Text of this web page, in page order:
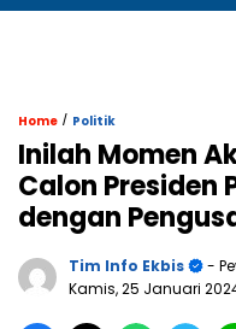
Home / Politik
Inilah Momen
Calon Presiden
dengan
Tim Info Ekbis
-
Kamis, 25 Januari